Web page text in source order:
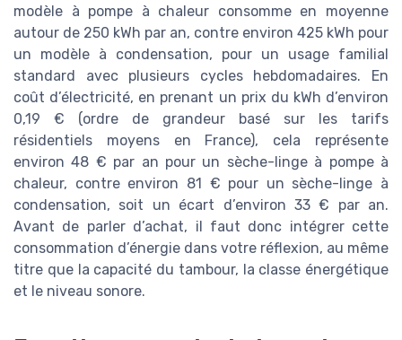
modèle à pompe à chaleur consomme en moyenne
autour de 250 kWh par an, contre environ 425 kWh pour
un modèle à condensation, pour un usage familial
standard avec plusieurs cycles hebdomadaires. En
coût d’électricité, en prenant un prix du kWh d’environ
0,19 € (ordre de grandeur basé sur les tarifs
résidentiels moyens en France), cela représente
environ 48 € par an pour un sèche-linge à pompe à
chaleur, contre environ 81 € pour un sèche-linge à
condensation, soit un écart d’environ 33 € par an.
Avant de parler d’achat, il faut donc intégrer cette
consommation d’énergie dans votre réflexion, au même
titre que la capacité du tambour, la classe énergétique
et le niveau sonore.